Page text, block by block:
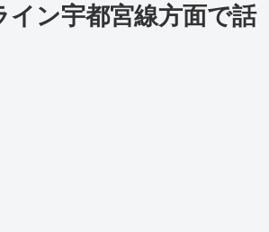
イン宇都宮線方面で話